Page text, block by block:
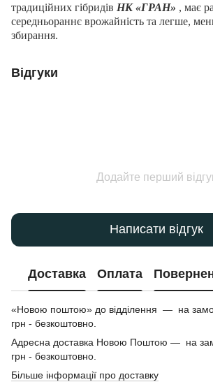
традиційних гібридів НК «ГРАН» , має
середньораннє врожайність та легше,
збирання.
Відгуки
Додайте перший
Написати відгук
Доставка Оплата
«Новою поштою» до відділення — на
грн - безкоштовно.
Адресна доставка Новою Поштою — на
грн - безкоштовно.
Більше інформації про доставку